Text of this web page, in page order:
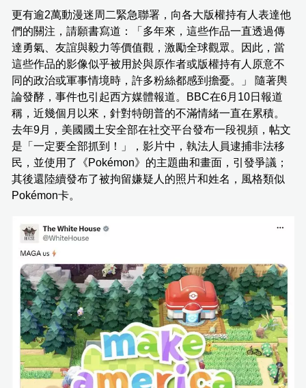
更有逾2萬動漫迷周二緊急聯署，向各大版權持有人表達他
們的關注，請願書寫道：「多年來，這些作品一直透過傳
達勇氣、友誼與毅力等價值觀，激勵全球觀眾。因此，當
這些作品的影像似乎被用於與原作者或版權持有人原意不
同的政治或軍事情境時，許多粉絲都感到擔憂。」 隨著輿
論發酵，事件也引起西方媒體報道。BBC在6月10日報道
稱，近幾個月以來，針對特朗普的不滿情緒一直在累積。
去年9月，美國國土安全部在社交平台發布一段視頻，帖文
是「一定要全部抓到！」，影片中，執法人員逮捕非法移
民，並使用了《Pokémon》的主題曲和畫面，引發爭議；
其後還陸續發布了被拘留嫌疑人的照片和姓名，風格類似
Pokémon卡。